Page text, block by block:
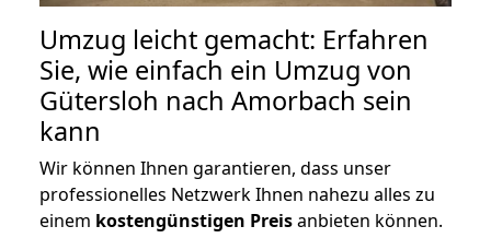
Umzug leicht gemacht: Erfahren
Sie, wie einfach ein Umzug von
Gütersloh nach Amorbach sein
kann
Wir können Ihnen garantieren, dass unser
professionelles Netzwerk Ihnen nahezu alles zu
einem kostengünstigen Preisanbieten können.